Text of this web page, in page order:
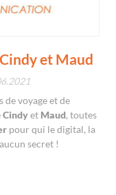
et Maud
de voyage et de
Cindyet Maud, toutes
pour qui le digital, la
secret !